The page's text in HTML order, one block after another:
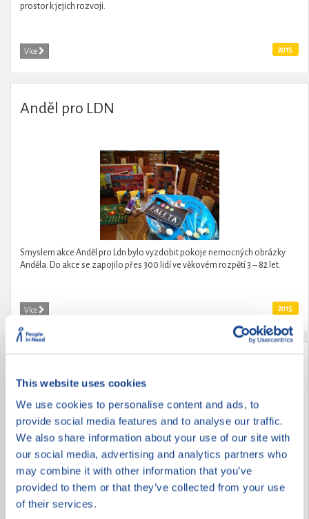
This website uses cookies
We use cookies to personalise content and ads, to
provide social media features and to analyse our traffic.
We also share information about your use of our site with
our social media, advertising and analytics partners who
may combine it with other information that you’ve
provided to them or that they’ve collected from your use
of their services.
prostor k jejich rozvoji.
Více 2015
Anděl pro LDN
Smyslem akce Anděl pro Ldn bylo vyzdobit pokoje nemocných obrázky
Anděla. Do akce se zapojilo přes 300 lidí ve věkovém rozpětí 3 – 82 let.
Více 2015